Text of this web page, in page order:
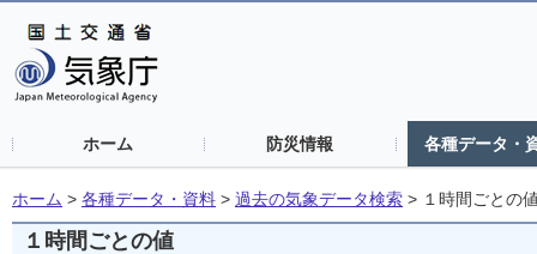
ホーム 防災情報 各種データ・
ホーム > 各種データ・資料 > 過去の気象データ検索 > １時間ごとの
１時間ごとの値